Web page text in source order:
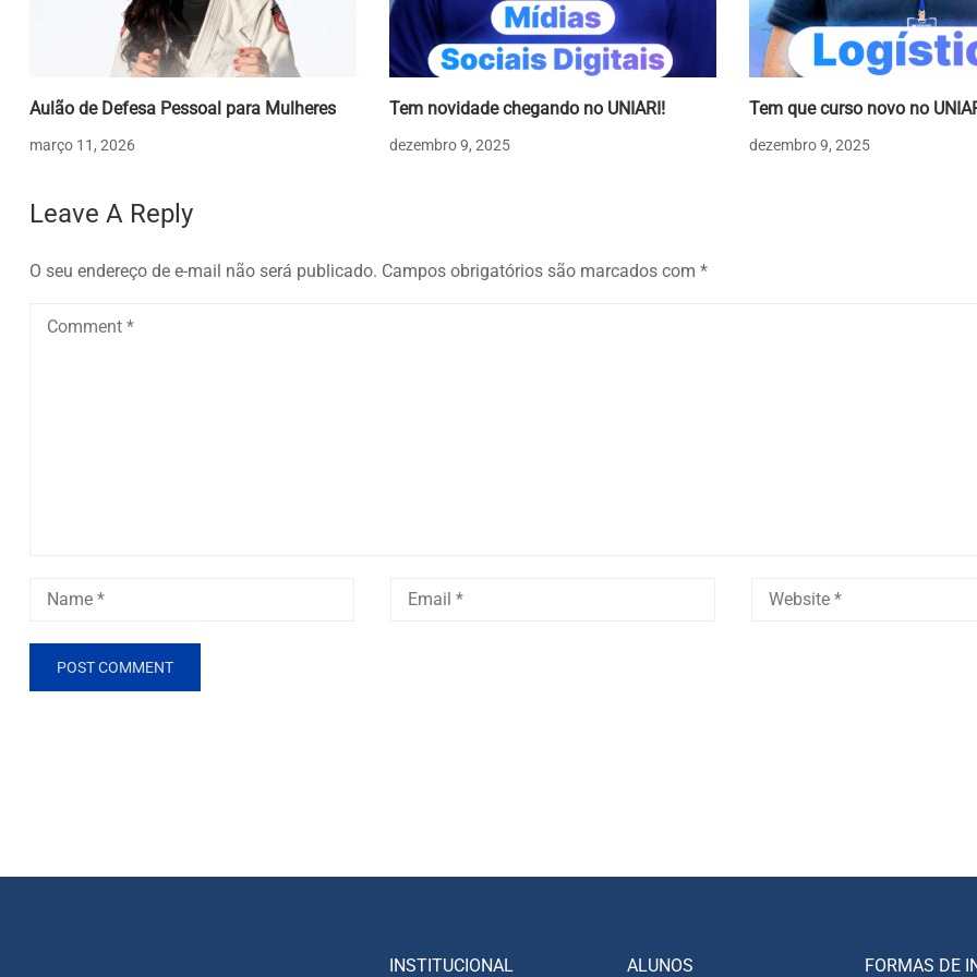
Aulão de Defesa Pessoal para Mulheres
março 11, 2026
Tem novidade chegando no UNIARI!
dezembro 9, 2025
Tem que curso novo no
dezembro 9, 2025
Leave A Reply
O seu endereço de e-mail não será publicado. Campos obrigatórios são marcados com *
INSTITUCIONAL ALUNOS FORMAS DE